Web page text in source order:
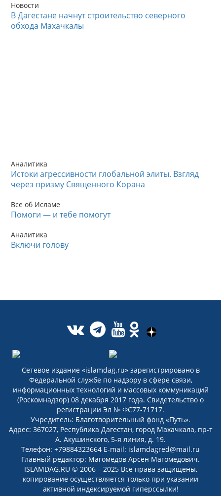
Новости
В Дагестане начнут строительство северного
обхода Махачкалы
Аналитика
Истоки агрессивности глобальной элиты. Взгляд
через призму Священного Корана
Все об Исламе
Помоги — и тебе помогут
Аналитика
Включи голову
Сетевое издание «islamdag.ru» зарегистрировано в
Федеральной службе по надзору в сфере связи,
информационных технологий и массовых коммуникаций
(Роскомнадзор) 08 декабря 2017 года. Свидетельство о
регистрации Эл № ФС77-71717.
Учредитель: Благотворительный фонд «Путь».
Адрес: 367027, Республика Дагестан, город Махачкала, пр-т
А. Акушинского, 5-я линия, д. 19.
Телефон: +79884323664 E-mail: islamdagred@mail.ru
Главный редактор: Магомедов Арсен Магомедович.
ISLAMDAG.RU © 2006 – 2025 Все права защищены,
копирование осуществляется только при указании
активной индексируемой гиперссылки!